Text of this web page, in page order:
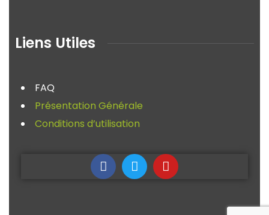
Liens Utiles
FAQ
Présentation Générale
Conditions d’utilisation